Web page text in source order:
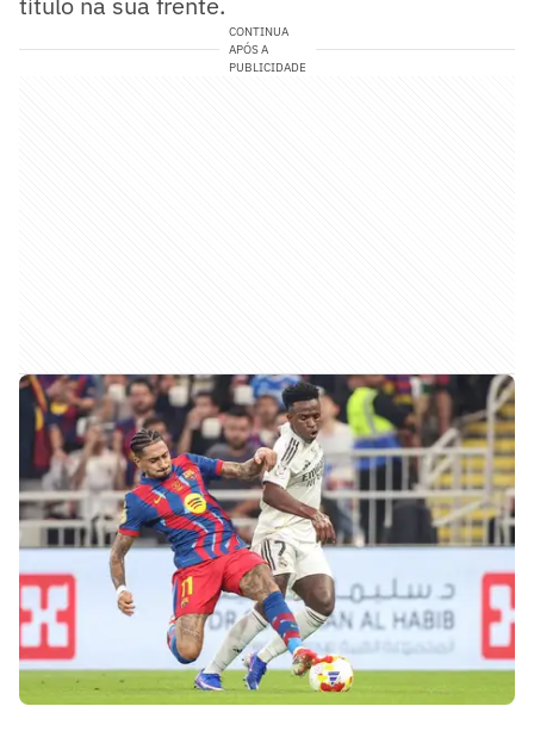
CONTINUA
APÓS A
PUBLICIDADE